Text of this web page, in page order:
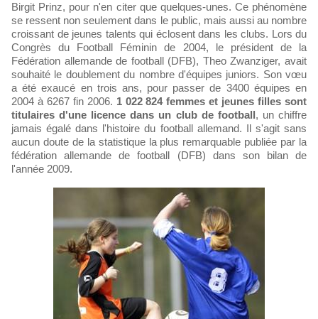
Birgit Prinz, pour n'en citer que quelques-unes. Ce phénomène
se ressent non seulement dans le public, mais aussi au nombre
croissant de jeunes talents qui éclosent dans les clubs. Lors du
Congrès du Football Féminin de 2004, le président de la
Fédération allemande de football (DFB), Theo Zwanziger, avait
souhaité le doublement du nombre d'équipes juniors. Son vœu
a été exaucé en trois ans, pour passer de 3400 équipes en
2004 à 6267 fin 2006. 1 022 824 femmes et jeunes filles sont
titulaires d'une licence dans un club de football, un chiffre
jamais égalé dans l'histoire du football allemand. Il s'agit sans
aucun doute de la statistique la plus remarquable publiée par la
fédération allemande de football (DFB) dans son bilan de
l'année 2009.